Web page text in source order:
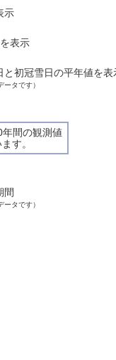
示
表示
と初冠雪日の平年値を表
ータです）
間の観測値
す。
間
ータです）